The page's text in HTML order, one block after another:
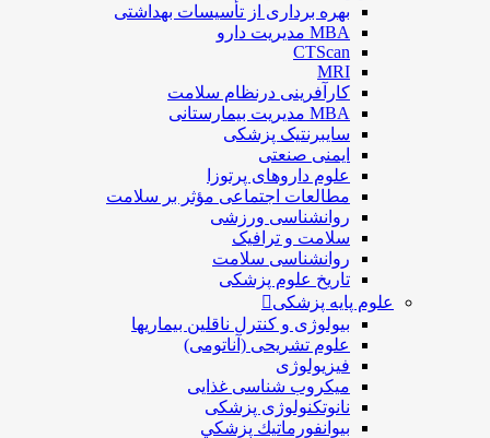
بهره برداری از تأسیسات بهداشتی
MBA مدیریت دارو
CTScan
MRI
کارآفرینی درنظام سلامت
MBA مدیریت بیمارستانی
سایبرنتیک پزشکی
ایمنی صنعتی
علوم داروهای پرتوزا
مطالعات اجتماعی مؤثر بر سلامت
روانشناسی ورزشی
سلامت و ترافیک
روانشناسی سلامت
تاریخ علوم پزشکی
علوم پایه پزشکی
بیولوژی و کنترل ناقلین بیماریها
علوم تشریحی (آناتومی)
فیزیولوژی
ميكروب شناسی غذایی
نانوتکنولوژی پزشکی
بيوانفورماتيك پزشكي